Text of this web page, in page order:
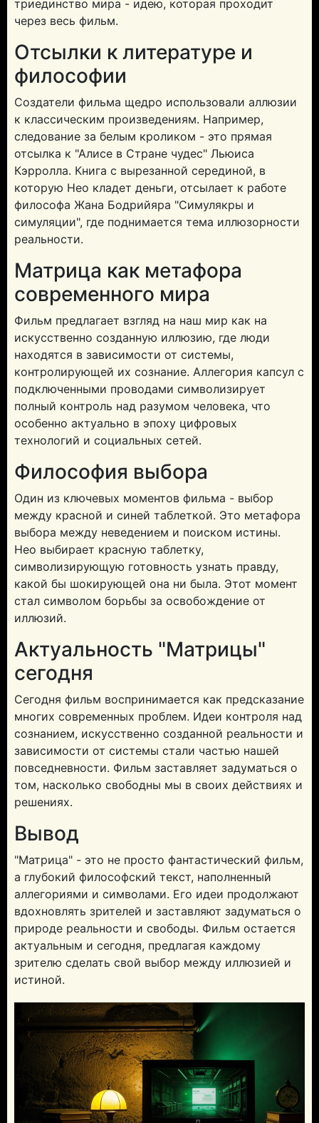
триединство мира - идею, которая проходит
через весь фильм.
Отсылки к литературе и
философии
Создатели фильма щедро использовали аллюзии
к классическим произведениям. Например,
следование за белым кроликом - это прямая
отсылка к "Алисе в Стране чудес" Льюиса
Кэрролла. Книга с вырезанной серединой, в
которую Нео кладет деньги, отсылает к работе
философа Жана Бодрийяра "Симулякры и
симуляции", где поднимается тема иллюзорности
реальности.
Матрица как метафора
современного мира
Фильм предлагает взгляд на наш мир как на
искусственно созданную иллюзию, где люди
находятся в зависимости от системы,
контролирующей их сознание. Аллегория капсул с
подключенными проводами символизирует
полный контроль над разумом человека, что
особенно актуально в эпоху цифровых
технологий и социальных сетей.
Философия выбора
Один из ключевых моментов фильма - выбор
между красной и синей таблеткой. Это метафора
выбора между неведением и поиском истины.
Нео выбирает красную таблетку,
символизирующую готовность узнать правду,
какой бы шокирующей она ни была. Этот момент
стал символом борьбы за освобождение от
иллюзий.
Актуальность "Матрицы"
сегодня
Сегодня фильм воспринимается как предсказание
многих современных проблем. Идеи контроля над
сознанием, искусственно созданной реальности и
зависимости от системы стали частью нашей
повседневности. Фильм заставляет задуматься о
том, насколько свободны мы в своих действиях и
решениях.
Вывод
"Матрица" - это не просто фантастический фильм,
а глубокий философский текст, наполненный
аллегориями и символами. Его идеи продолжают
вдохновлять зрителей и заставляют задуматься о
природе реальности и свободы. Фильм остается
актуальным и сегодня, предлагая каждому
зрителю сделать свой выбор между иллюзией и
истиной.